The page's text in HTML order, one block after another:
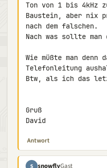
Ton von 1 bis 4kHz
Baustein, aber nix
nach dem falschen.
Nach was sollte man
Wie müßte man denn
Telefonleitung
Btw, als ich das
Gruß
David
Antwort
S snowflyGast